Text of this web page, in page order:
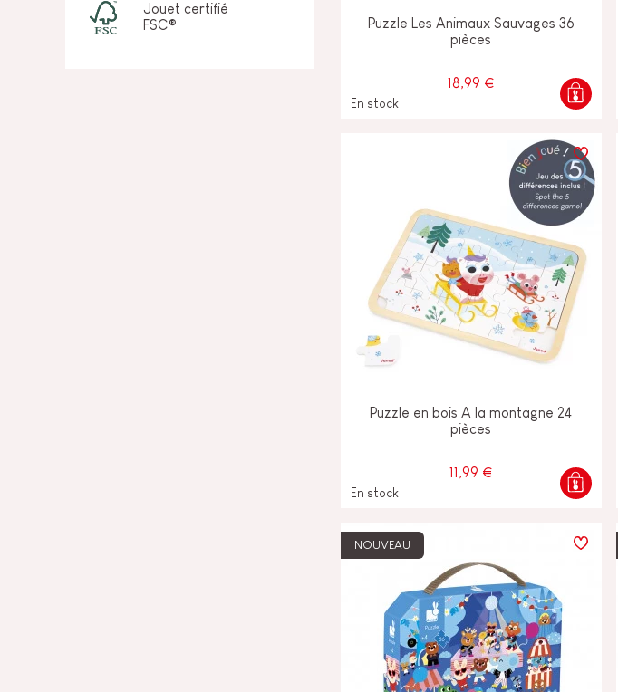
Jouet certifié
FSC®
Puzzle Les Animaux Sauvages 36
pièces
18,99 €
En stock
Puzzle en bois A la montagne 24
pièces
11,99 €
En stock
NOUVEAU